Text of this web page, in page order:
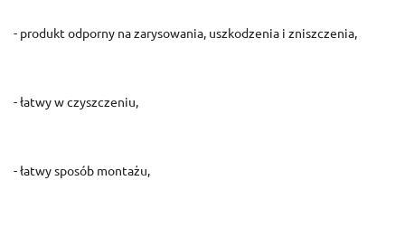
- produkt odporny na zarysowania, uszkodzenia i zniszczenia,
- łatwy w czyszczeniu,
- łatwy sposób montażu,